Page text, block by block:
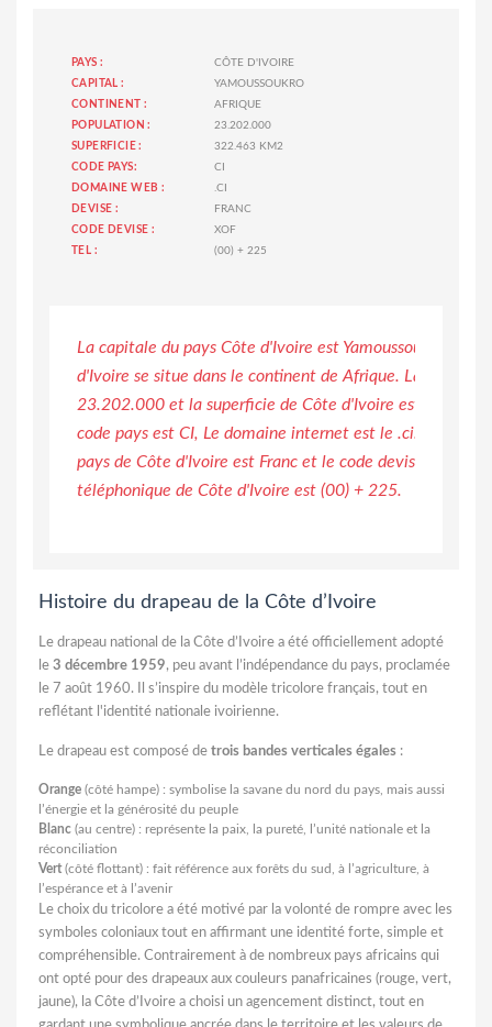
PAYS :
CÔTE D'IVOIRE
CAPITAL :
YAMOUSSOUKRO
CONTINENT :
AFRIQUE
POPULATION :
23.202.000
SUPERFICIE :
322.463 KM2
CODE PAYS:
CI
DOMAINE WEB :
.CI
DEVISE :
FRANC
CODE DEVISE :
XOF
TEL :
(00) + 225
La capitale du pays Côte d'Ivoire est Yamoussoukro. Le
d'Ivoire se situe dans le continent de Afrique. La
23.202.000 et la superficie de Côte d'Ivoire est de
code pays est CI, Le domaine internet est le .ci. La
pays de Côte d'Ivoire est Franc et le code devise XOF.
téléphonique de Côte d'Ivoire est (00) + 225.
Histoire du drapeau de la Côte d’Ivoire
Le drapeau national de la Côte d’Ivoire a été officiellement adopté
le 3 décembre 1959, peu avant l’indépendance du pays, proclamée
le 7 août 1960. Il s’inspire du modèle tricolore français, tout en
reflétant l'identité nationale ivoirienne.
Le drapeau est composé de trois bandes verticales égales :
Orange (côté hampe) : symbolise la savane du nord du pays, mais aussi
l’énergie et la générosité du peuple
Blanc (au centre) : représente la paix, la pureté, l’unité nationale et la
réconciliation
Vert(côté flottant) : fait référence aux forêts du sud, à l’agriculture, à
l’espérance et à l’avenir
Le choix du tricolore a été motivé par la volonté de rompre avec les
symboles coloniaux tout en affirmant une identité forte, simple et
compréhensible. Contrairement à de nombreux pays africains qui
ont opté pour des drapeaux aux couleurs panafricaines (rouge, vert,
jaune), la Côte d’Ivoire a choisi un agencement distinct, tout en